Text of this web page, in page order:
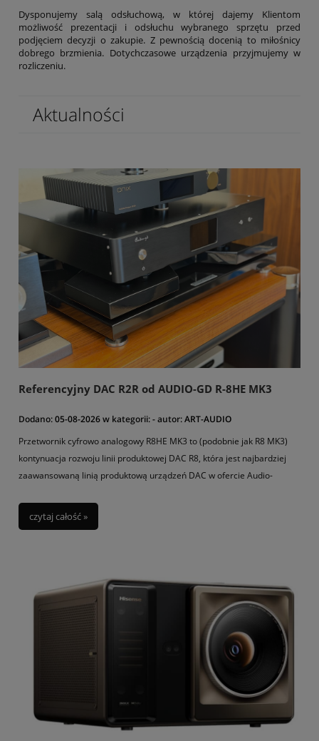
Dysponujemy salą odsłuchową, w której dajemy Klientom
możliwość prezentacji i odsłuchu wybranego sprzętu przed
podjęciem decyzji o zakupie. Z pewnością docenią to miłośnicy
dobrego brzmienia. Dotychczasowe urządzenia przyjmujemy w
rozliczeniu.
Aktualności
Referencyjny DAC R2R od AUDIO-GD R-8HE MK3
Dodano:05-08-2026w kategorii:-autor:ART-AUDIO
Przetwornik cyfrowo analogowy R8HE MK3 to (podobnie jak R8 MK3)
kontynuacja rozwoju linii produktowej DAC R8, która jest najbardziej
zaawansowaną linią produktową urządzeń DAC w ofercie Audio-
regeneracyjny system zasilania.
czytaj całość »